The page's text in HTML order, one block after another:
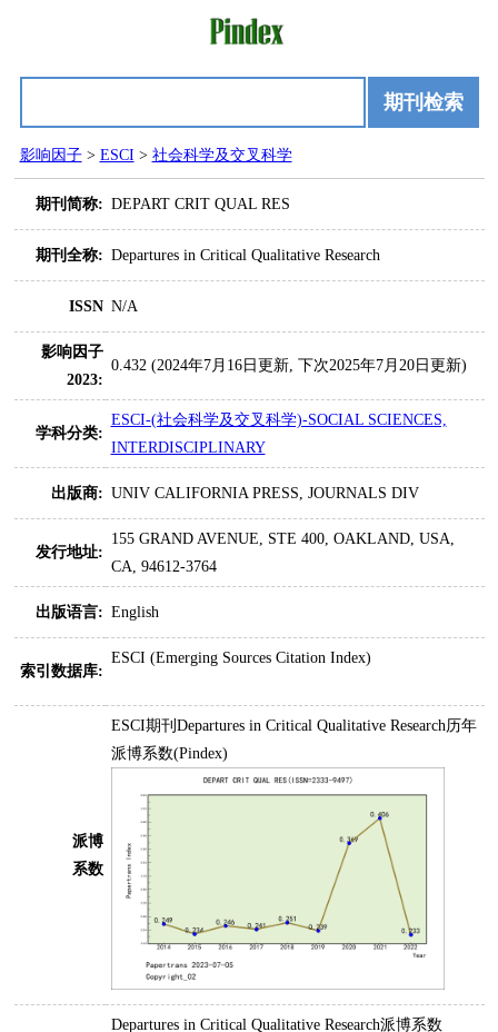
期刊检索
影响因子> ESCI > 社会科学及交叉科学
期刊简称: DEPART CRIT QUAL RES
期刊全称: Departures in Critical Qualitative Research
ISSN N/A
影响因子
2023:
0.432 (2024年7月16日更新, 下次2025年7月20日更新)
学科分类:
ESCI-(社会科学及交叉科学)-SOCIAL SCIENCES,
INTERDISCIPLINARY
出版商: UNIV CALIFORNIA PRESS, JOURNALS DIV
发行地址:
155 GRAND AVENUE, STE 400, OAKLAND, USA,
CA, 94612-3764
出版语言: English
索引数据库:
ESCI (Emerging Sources Citation Index)
派博
系数
ESCI期刊Departures in Critical Qualitative Research历年
派博系数(Pindex)
Departures in Critical Qualitative Research派博系数